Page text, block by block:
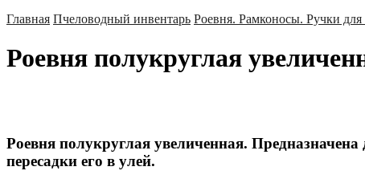
Главная Пчеловодный инвентарь Роевня. Рамконосы. Ручки для
Роевня полукруглая
Роевня полукруглая увеличенная.
пересадки его в улей.